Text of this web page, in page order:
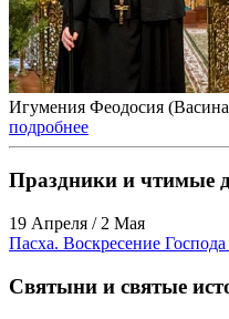
Игумения Феодосия
подробнее
Праздники и чтимые
19 Апреля / 2 Мая
Пасха. Воскресение
Святыни и святые